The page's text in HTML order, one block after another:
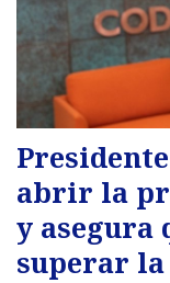
abrir la
y asegura
superar